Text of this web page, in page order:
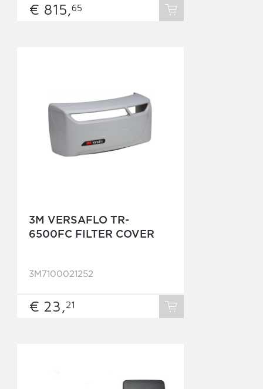
€ 815,65
3M VERSAFLO TR-
6500FC FILTER COVER
3M7100021252
€ 23,21